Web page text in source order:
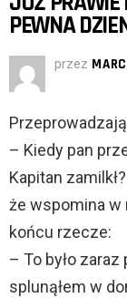
PEWNA
przez
– Kiedy pan
Kapitan
że wspomina w
końcu rzecze:
– To było
splunąłem w